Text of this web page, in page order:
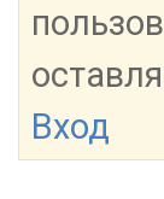
Вход